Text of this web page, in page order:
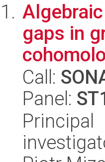
gaps in
Call:
Panel:
Principal